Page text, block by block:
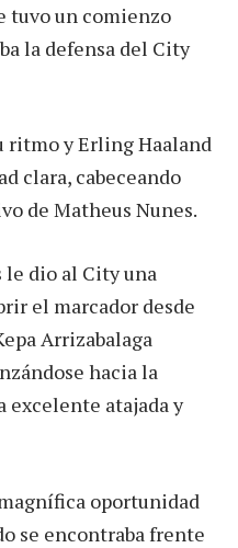
tuvo un comienzo
la defensa del City
ritmo y Erling Haaland
clara, cabeceando
de Matheus Nunes.
le dio al City una
el marcador desde
Arrizabalaga
hacia la
excelente atajada y
oportunidad
se encontraba frente